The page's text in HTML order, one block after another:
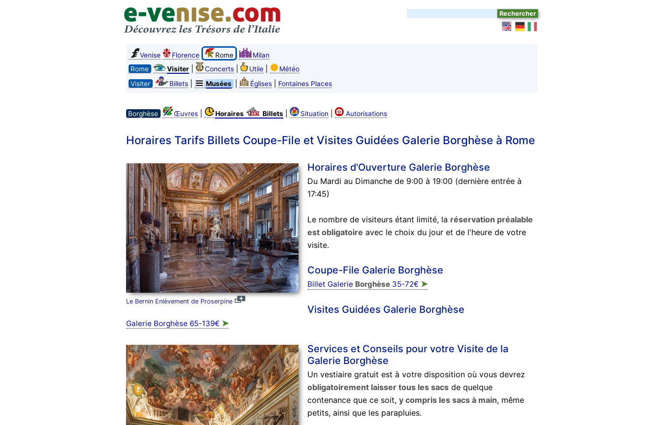
Venise Florence Rome
Milan
Rome
Visiter| Concerts| Utile|
Météo
Visiter
Billets| Musées Églises| Fontaines Places
Borghèse Œuvres| Horaires Billets| Situation Autorisations
Horaires Tarifs Billets Coupe-File et Visites Guidées Galerie Borghèse à Rome
Le Bernin Enlèvement de Proserpine
Horaires d'Ouverture Galerie Borghèse
Du Mardi au Dimanche de 9:00 à 19:00 (dernière entrée à
17:45)
Le nombre de visiteurs étant limité, la réservation préalable
est obligatoire avec le choix du jour et de l'heure de votre
visite.
Coupe-File Galerie Borghèse
Billet Galerie Borghèse 35-72€ ➤
Visites Guidées Galerie Borghèse
Galerie Borghèse 65-139€ ➤
Services et Conseils pour votre Visite de la
Galerie Borghèse
Un vestiaire gratuit est à votre disposition où vous devrez
obligatoirement laisser tous les sacs de quelque
contenance que ce soit,y compris les sacs à main, même
petits, ainsi que les parapluies.